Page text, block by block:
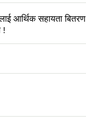
आर्थिक सहायता बितरण
!